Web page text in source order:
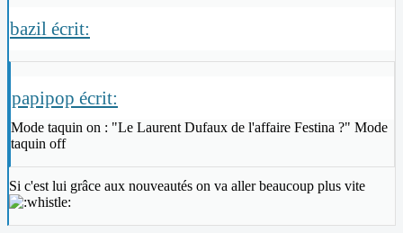
bazil écrit:
papipop écrit:
Mode taquin on : "Le Laurent Dufaux de l'affaire Festina ?" Mode
taquin off
Si c'est lui grâce aux nouveautés on va aller beaucoup plus vite